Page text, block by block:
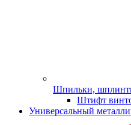
Шпильки,
Штифт
Универсальный